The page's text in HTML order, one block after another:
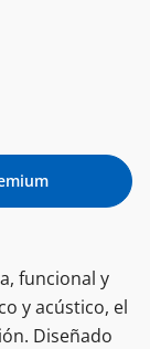
funcional y
y acústico, el
Diseñado